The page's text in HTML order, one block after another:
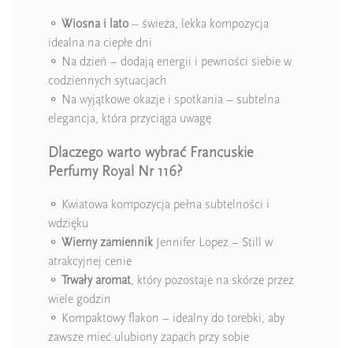
⚬ Wiosna i lato – świeża, lekka kompozycja
idealna na ciepłe dni
⚬ Na dzień – dodają energii i pewności siebie w
codziennych sytuacjach
⚬ Na wyjątkowe okazje i spotkania – subtelna
elegancja, która przyciąga uwagę
Dlaczego warto wybrać Francuskie
Perfumy Royal Nr 116?
⚬ Kwiatowa kompozycja pełna subtelności i
wdzięku
⚬ Wierny zamiennik Jennifer Lopez – Still w
atrakcyjnej cenie
⚬ Trwały aromat, który pozostaje na skórze przez
wiele godzin
⚬ Kompaktowy flakon – idealny do torebki, aby
zawsze mieć ulubiony zapach przy sobie